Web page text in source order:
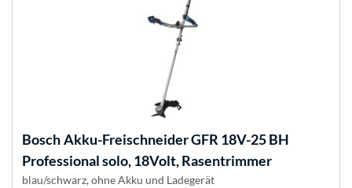
BoschAkku-Freischneider GFR 18V-25 BH
Professional solo, 18Volt, Rasentrimmer
blau/schwarz, ohne Akku und Ladegerät